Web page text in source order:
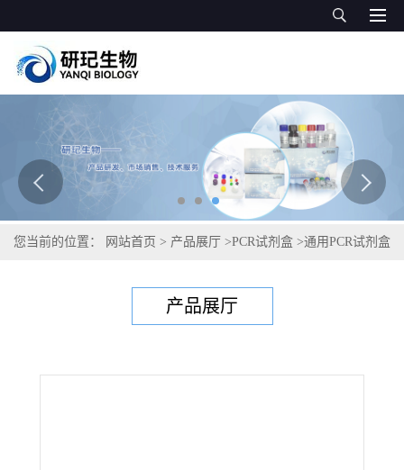
您当前的位置： 网站首页 > 产品展厅 >PCR试剂盒 >通用PCR试剂盒
产品展厅